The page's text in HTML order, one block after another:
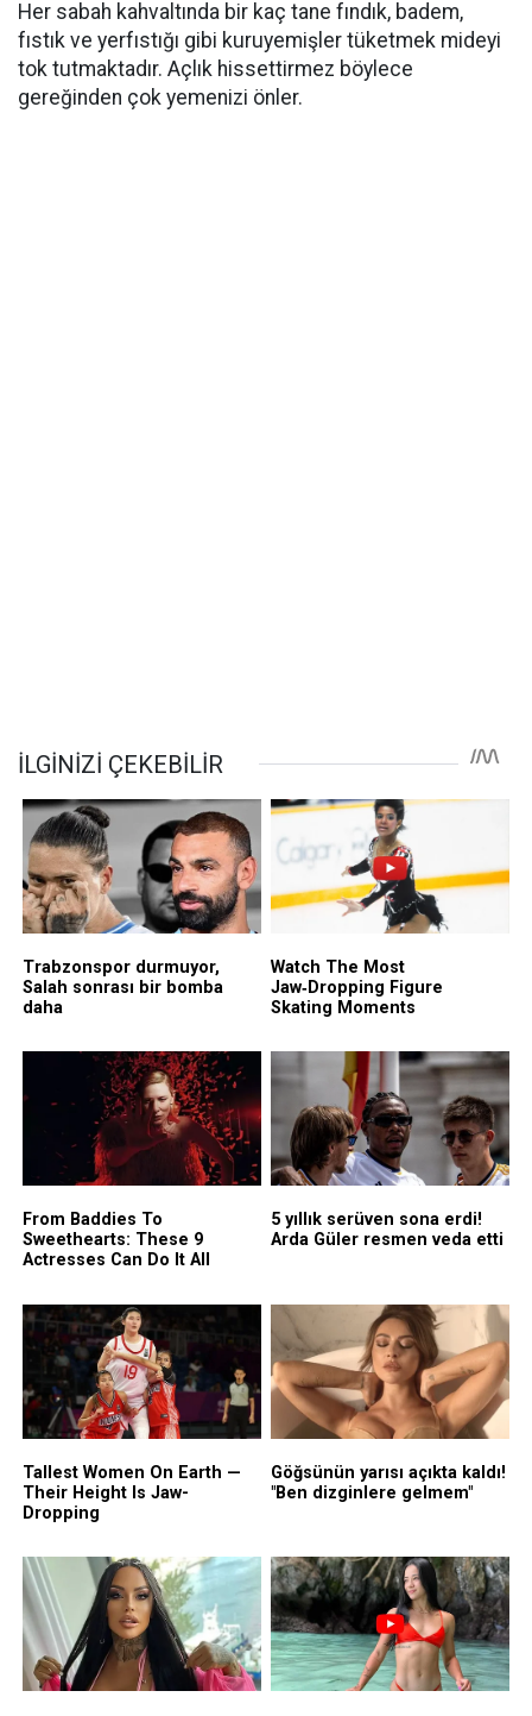
Her sabah kahvaltında bir kaç tane fındık, badem,
fıstık ve yerfıstığı gibi kuruyemişler tüketmek mideyi
tok tutmaktadır. Açlık hissettirmez böylece
gereğinden çok yemenizi önler.